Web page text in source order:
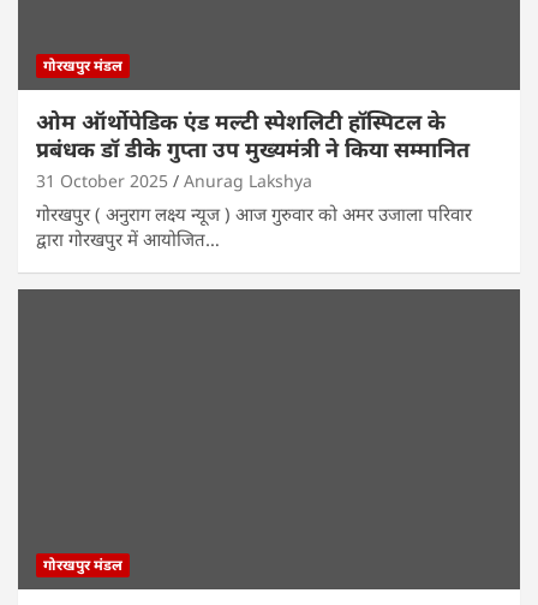
गोरखपुर मंडल
ओम ऑर्थोपेडिक एंड मल्टी स्पेशलिटी हॉस्पिटल के
प्रबंधक डॉ डीके गुप्ता उप मुख्यमंत्री ने किया सम्मानित
31 October 2025 Anurag Lakshya
गोरखपुर ( अनुराग लक्ष्य न्यूज ) आज गुरुवार को अमर उजाला परिवार
द्वारा गोरखपुर में आयोजित…
गोरखपुर मंडल